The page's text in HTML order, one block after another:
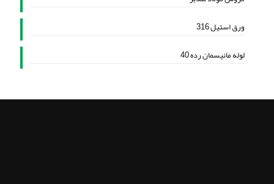
ورق استیل 316
لوله مانیسمان رده 40